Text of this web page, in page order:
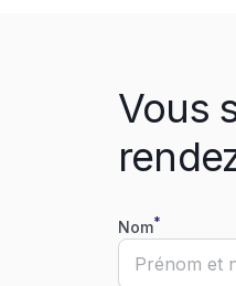
Vous
Nom*